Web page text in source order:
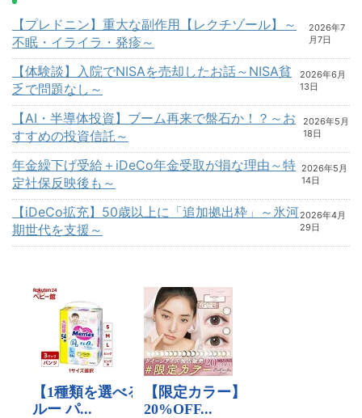
【プレドニン】重大な副作用【レクチゾール】～
不眠・イライラ・発疹～
2026年7
月7日
【体験談】入院でNISAを売却したお話～NISA貧
乏で問題なし～
2026年6月
13日
【AI・半導体投資】ブーム再来で盤石か！？～お
すすめの投資信託～
2026年5月
18日
年金繰下げ受給＋iDeCo年金受取が損な理由～特
定社保反映後も～
2026年5月
14日
【iDeCo拡充】50歳以上に「追加拠出枠」～氷河
期世代を支援～
2026年4月
29日